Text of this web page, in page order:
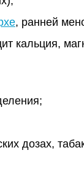
, ранней
кальция,
дозах,